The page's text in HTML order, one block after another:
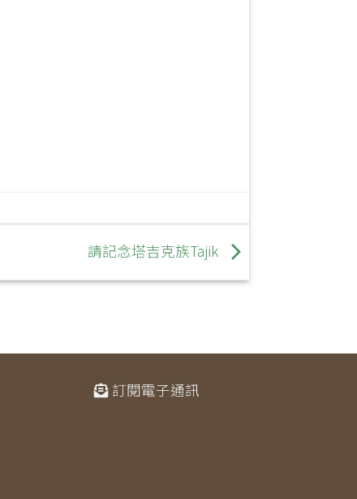
請記念塔吉克族Tajik
訂閱電子通訊